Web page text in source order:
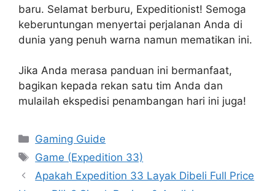
baru. Selamat berburu, Expeditionist! Semoga
keberuntungan menyertai perjalanan Anda di
dunia yang penuh warna namun mematikan ini.
Jika Anda merasa panduan ini bermanfaat,
bagikan kepada rekan satu tim Anda dan
mulailah ekspedisi penambangan hari ini juga!
Categories
Gaming Guide
Tags
Game (Expedition 33)
Apakah Expedition 33 Layak Dibeli Full Price